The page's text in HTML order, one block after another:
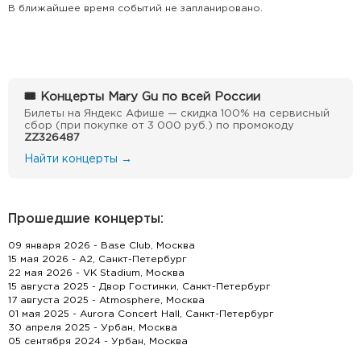
В ближайшее время событий не запланировано.
🎟 Концерты Mary Gu по всей России
Билеты на Яндекс Афише — скидка 100% на сервисный
сбор (при покупке от 3 000 руб.) по промокоду
ZZ326487
Найти концерты →
Прошедшие концерты:
09 января 2026 - Base Club, Москва
15 мая 2026 - А2, Санкт-Петербург
22 мая 2026 - VK Stadium, Москва
15 августа 2025 - Двор Гостинки, Санкт-Петербург
17 августа 2025 - Atmosphere, Москва
01 мая 2025 - Aurora Concert Hall, Санкт-Петербург
30 апреля 2025 - Урбан, Москва
05 сентября 2024 - Урбан, Москва